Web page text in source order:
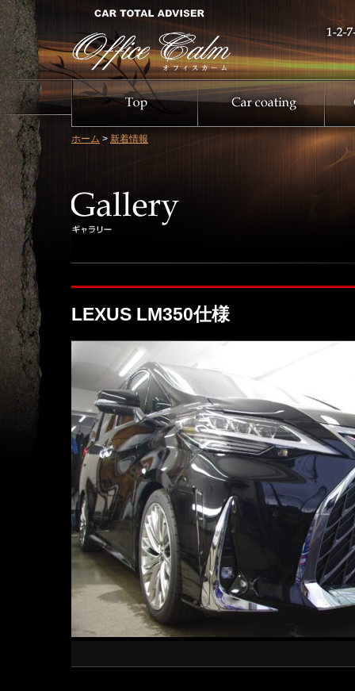
ホーム > 新着情報
LEXUS LM350仕様